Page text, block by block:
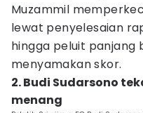
Muzammil
lewat penyelesaian
hingga peluit panjang
menyamakan skor.
2. Budi Sudarsono
menang